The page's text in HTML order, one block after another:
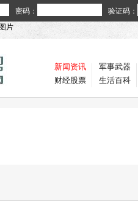
密码： 验证码：
新闻资讯
财经股票
军事武器
生活百科